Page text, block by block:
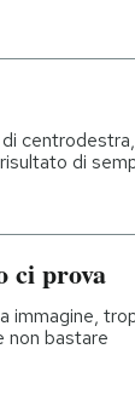
centrodestra,
di
ci prova
immagine,
non bastare